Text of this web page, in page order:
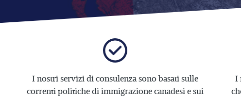
I nostri servizi di consulenza sono basati sulle
correnti politiche di immigrazione canadesi e sui
I